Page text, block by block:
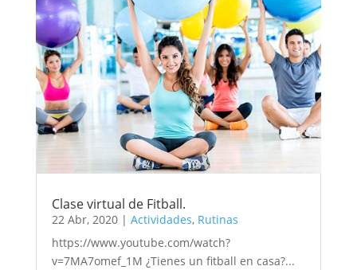
Clase virtual de Fitball.
22 Abr, 2020| Actividades, Rutinas
https://www.youtube.com/watch?
v=7MA7omef_1M ¿Tienes un fitball en casa?...